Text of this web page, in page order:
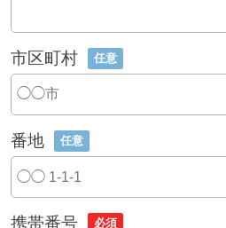
市区町村 任意
番地 任意
携帯番号 必須